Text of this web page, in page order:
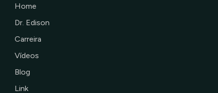
Home
Dr. Edison
Carreira
Vídeos
Blog
Link